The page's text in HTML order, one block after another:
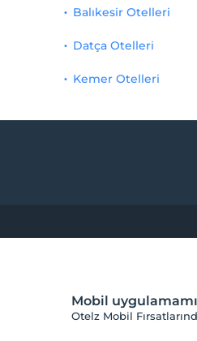
Balıkesir Otelleri
Datça Otelleri
Kemer Otelleri
Mobil
Otelz Mobil